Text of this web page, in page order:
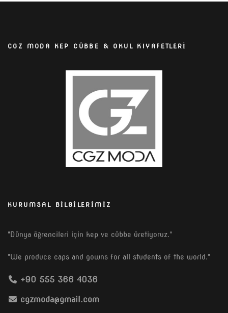
CGZ MODA KEP CÜBBE & OKUL KIYAFETLERİ
KURUMSAL BILGILERIMIZ
"Dünya öğrencileri için kep ve cübbe üretiyoruz."
"We produce caps and gowns for all students of the world."
+90 555 366 4036
cgzmoda@gmail.com